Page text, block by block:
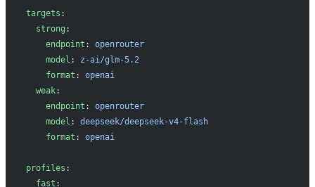
targets :
  strong
:
    endpoint
: openrouter
    model
: z-ai/glm-5.2
    format
: openai
  weak
:
    endpoint
: openrouter
    model
: deepseek/deepseek-v4-flash
    format
: openai
profiles :
  fast
: